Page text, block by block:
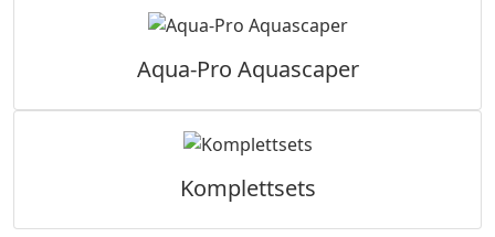
Aqua-Pro Aquascaper
Komplettsets
VORSCHAU